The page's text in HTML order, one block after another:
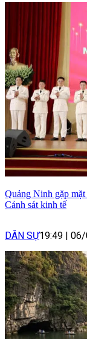
Quảng Ninh gặp
Cảnh sát kinh tế
DÂN SỰ19:49 |